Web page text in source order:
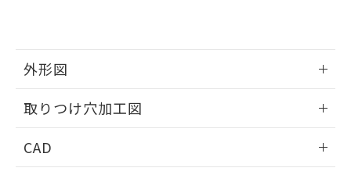
外形図
取りつけ穴加工図
CAD
品・サービスに関するお客様との取
の共同利用に関して"
用者の範囲」に記載されている法人を
EU RoHS指令（10物質）の非含有証明書
51物質の非含有証明書（当社基準）
※本証明書は発行日時点で非含有を証明す